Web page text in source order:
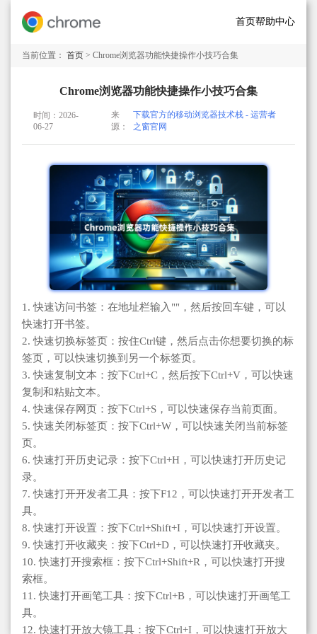
首页帮助中心
当前位置： 首页 > Chrome浏览器功能快捷操作小技巧合集
Chrome浏览器功能快捷操作小技巧合集
时间：2026-
06-27
来
源：
下载官方的移动浏览器技术栈 - 运营者
之窗官网
1. 快速访问书签：在地址栏输入""，然后按回车键，可以
快速打开书签。
2. 快速切换标签页：按住Ctrl键，然后点击你想要切换的标
签页，可以快速切换到另一个标签页。
3. 快速复制文本：按下Ctrl+C，然后按下Ctrl+V，可以快速
复制和粘贴文本。
4. 快速保存网页：按下Ctrl+S，可以快速保存当前页面。
5. 快速关闭标签页：按下Ctrl+W，可以快速关闭当前标签
页。
6. 快速打开历史记录：按下Ctrl+H，可以快速打开历史记
录。
7. 快速打开开发者工具：按下F12，可以快速打开开发者工
具。
8. 快速打开设置：按下Ctrl+Shift+I，可以快速打开设置。
9. 快速打开收藏夹：按下Ctrl+D，可以快速打开收藏夹。
10. 快速打开搜索框：按下Ctrl+Shift+R，可以快速打开搜
索框。
11. 快速打开画笔工具：按下Ctrl+B，可以快速打开画笔工
具。
12. 快速打开放大镜工具：按下Ctrl+I，可以快速打开放大